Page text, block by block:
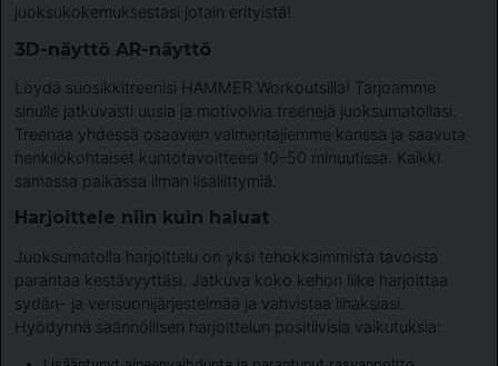
juoksukokemuksestasi jotain erityistä!
3D-näyttö AR-näyttö
Löydä suosikkitreenisi HAMMER Workoutsilla! Tarjoamme
sinulle jatkuvasti uusia ja motivoivia treenejä juoksumatollasi.
Treenaa yhdessä osaavien valmentajiemme kanssa ja saavuta
henkilökohtaiset kuntotavoitteesi 10–50 minuutissa. Kaikki
samassa paikassa ilman lisäliittymiä.
Harjoittele niin kuin haluat
Juoksumatolla harjoittelu on yksi tehokkaimmista tavoista
parantaa kestävyyttäsi. Jatkuva koko kehon liike harjoittaa
sydän- ja verisuonijärjestelmää ja vahvistaa lihaksiasi.
Hyödynnä säännöllisen harjoittelun positiivisia vaikutuksia: